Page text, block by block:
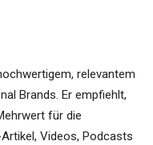
relevantem
Brands. Er empfiehlt,
für die
Videos, Podcasts